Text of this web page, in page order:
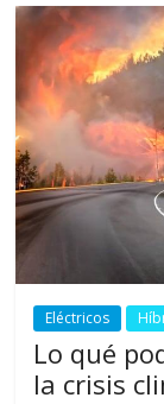
Eléctricos
Lo qué
la crisis